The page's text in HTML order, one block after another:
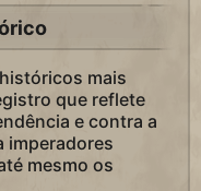
mais
que reflete
e contra a
mesmo os